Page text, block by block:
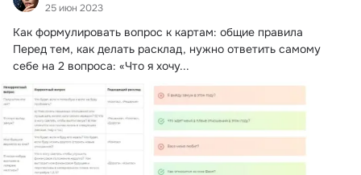
25 июн 2023
Как формулировать вопрос к картам: общие правила
Перед тем, как делать расклад, нужно ответить самому
себе на 2 вопроса: «Что я хочу...